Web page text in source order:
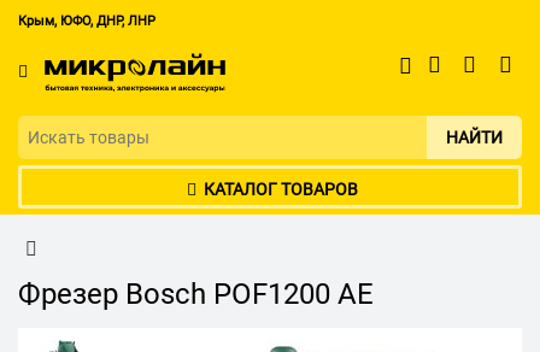
Крым, ЮФО, ДНР, ЛНР
НАЙТИ
КАТАЛОГ ТОВАРОВ
Фрезер Bosch POF1200 AE